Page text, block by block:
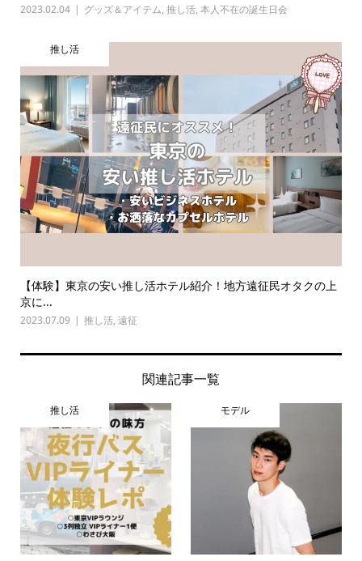
2023.02.04 グッズ＆アイテム, 推し活, 本人不在の誕生日会
推し活
【体験】東京の安い推し活ホテル紹介！地方遠征民オタクの上
京に...
2023.07.09 推し活, 遠征
関連記事一覧
推し活 モデル